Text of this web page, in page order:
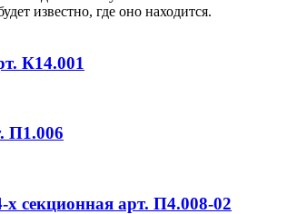
известно, где оно находится.
К14.001
П1.006
секционная арт. П4.008-02